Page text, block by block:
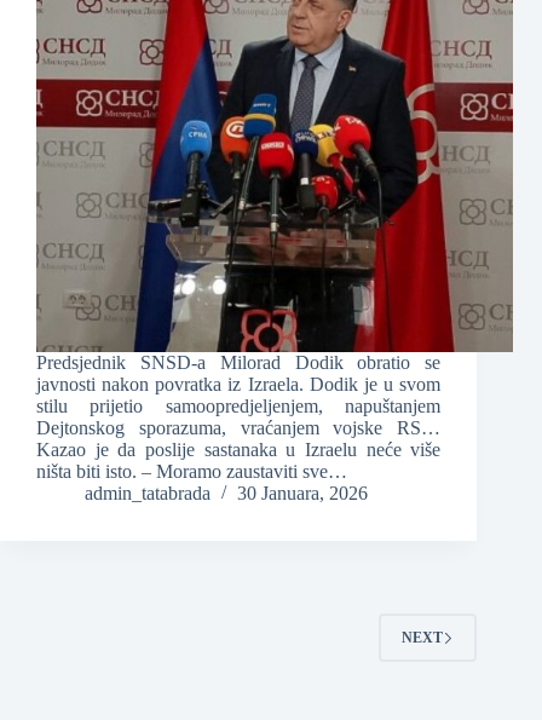
Predsjednik SNSD-a Milorad Dodik obratio se
javnosti nakon povratka iz Izraela. Dodik je u svom
stilu prijetio samoopredjeljenjem, napuštanjem
Dejtonskog sporazuma, vraćanjem vojske RS…
Kazao je da poslije sastanaka u Izraelu neće više
ništa biti isto. – Moramo zaustaviti sve…
admin_tatabrada
30 Januara, 2026
NEXT